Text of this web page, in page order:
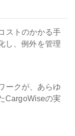
ストのかかる手
し、例外を管理
ークが、あらゆ
CargoWiseの実